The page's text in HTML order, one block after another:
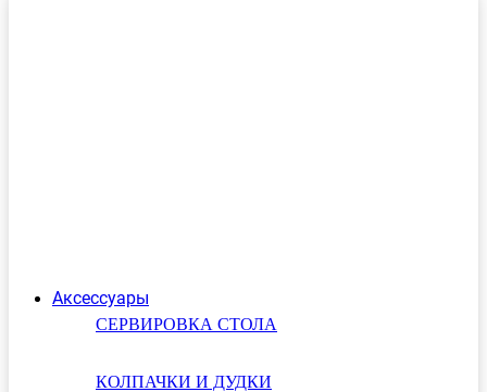
Аксессуары
СЕРВИРОВКА СТОЛА
КОЛПАЧКИ И ДУДКИ